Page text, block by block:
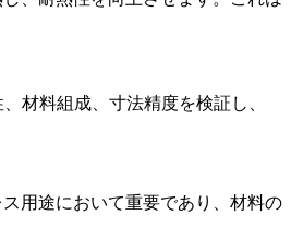
材料組成、寸法精度を検証し、
用途において重要であり、材料の